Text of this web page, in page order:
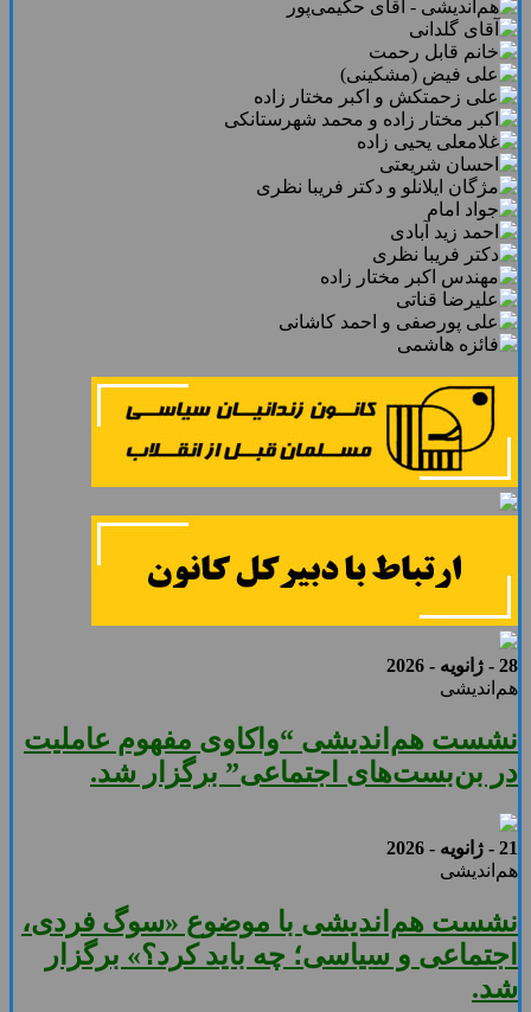
28 - ژانویه - 2026
هم‌اندیشی
نشست هم‌اندیشی “واکاوی مفهوم عاملیت
در بن‌بست‌های اجتماعی” برگزار شد.
21 - ژانویه - 2026
هم‌اندیشی
نشست هم‌اندیشی با موضوع «سوگ فردی،
اجتماعی و سیاسی؛ چه باید کرد؟» برگزار
شد.